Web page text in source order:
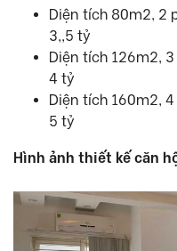
Diện tích 80m2, 2
3,,5 tỷ
Diện tích 126m2,
4 tỷ
Diện tích 160m2,
5 tỷ
Hình ảnh thiết kế căn